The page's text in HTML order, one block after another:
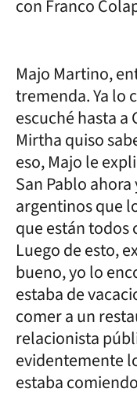
con Franco
Majo Martino,
tremenda. Ya lo
escuché hasta a
Mirtha quiso
eso, Majo le
San Pablo
argentinos que
que están todos
Luego de esto,
bueno, yo lo
estaba de
comer a un
relacionista
evidentemente
estaba